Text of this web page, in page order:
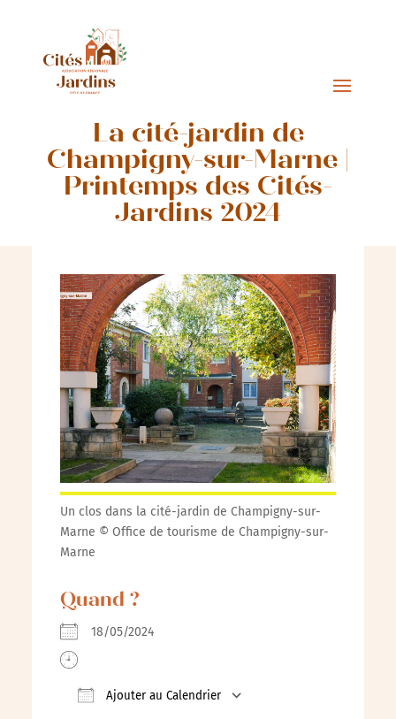
La cité-jardin de
Champigny-sur-Marne |
Printemps des Cités-
Jardins 2024
Un clos dans la cité-jardin de Champigny-sur-
Marne © Office de tourisme de Champigny-sur-
Marne
Quand ?
18/05/2024
Ajouter au Calendrier